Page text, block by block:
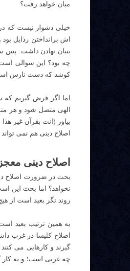
میان خواهد رفت؟
خیلی دشوار نیست که
اش برانداختن رذایل
بنیان نهادن داشت. پس
چه بود؟ این سوالی
کوشد که دست نارس
اما اگر فرض گیریم که
الهی متصل شود و هر
اصلاح دینی هم نمی
اصلاح دینی
بحث در ضرورت اصلاح
نخواهد؟ اما بحث این
روند نگر بعید است از
به همین ترتیب بعید
اصلاح کلیسا در غرب
گیرند و کارهایی می
چه غربی است؛ و به